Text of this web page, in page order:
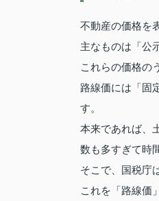
不動産の価格を
主なものは「公
これらの価格の
路線価には「固
す。
本来であれば、
数も多すぎて時
そこで、国税庁
これを「路線価